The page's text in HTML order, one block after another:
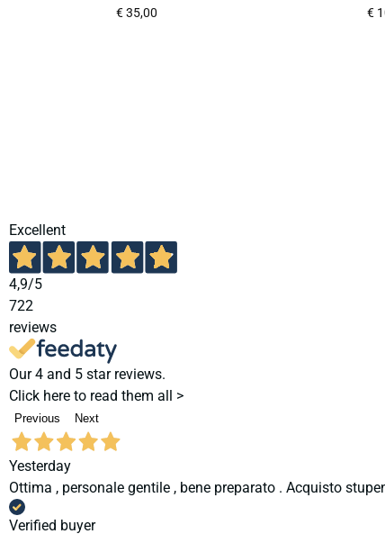
€35,00 €
Excellent
4,9/5
722
reviews
Our 4 and 5 star reviews.
Click here to read them all >
Previous Next
Yesterday
Ottima , personale gentile , bene preparato . Acquisto
Verified buyer